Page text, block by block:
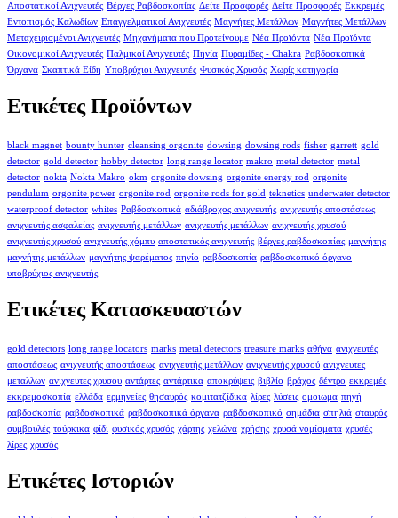
Αποστατικοί Ανιχνευτές Βέργες Ραβδοσκοπίας Δείτε Προσφορές Δείτε Προσφορές Εκκρεμές
Εντοπισμός Καλωδίων Επαγγελματικοί Ανιχνευτές Μαγνήτες Μετάλλων Μαγνήτες Μετάλλων
Μεταχειρισμένοι Ανιχνευτές Μηχανήματα που Προτείνουμε Νέα Προϊόντα Νέα Προϊόντα
Οικονομικοί Ανιχνευτές Παλμικοί Ανιχνευτές Πηνία Πυραμίδες - Chakra Ραβδοσκοπικά
Όργανα Σκαπτικά Είδη Υποβρύχιοι Ανιχνευτές Φυσικός Χρυσός Χωρίς κατηγορία
Ετικέτες Προϊόντων
black magnet bounty hunter cleansing orgonite dowsing dowsing rods fisher garrett gold
detector gold detector hobby detector long range locator makro metal detector metal
detector nokta Nokta Makro okm orgonite dowsing orgonite energy rod orgonite
pendulum orgonite power orgonite rod orgonite rods for gold teknetics underwater detector
waterproof detector whites Ραβδοσκοπικά αδιάβροχος ανιχνευτής ανιχνευτής αποστάσεως
ανιχνευτής ασφαλείας ανιχνευτής μετάλλων ανιχνευτής μετάλλων ανιχνευτής χρυσού
ανιχνευτής χρυσού ανιχνευτής χόμπυ αποστατικός ανιχνευτής βέργες ραβδοσκοπίας μαγνήτης
μαγνήτης μετάλλων μαγνήτης ψαρέματος πηνίο ραβδοσκοπία ραβδοσκοπικό όργανο
υποβρύχιος ανιχνευτής
Ετικέτες Κατασκευαστών
gold detectors long range locators marks metal detectors treasure marks αθήνα ανιχνευτές
αποστάσεως ανιχνευτής αποστάσεως ανιχνευτής μετάλλων ανιχνευτής χρυσού ανιχνευτες
μεταλλων ανιχνευτες χρυσου αντάρτες αντάρτικα αποκρύψεις βιβλίο βράχος δέντρο εκκρεμές
εκκρεμοσκοπία ελλάδα ερμηνείες θησαυρός κομιτατζίδικα λίρες λύσεις ομοιωμα πηγή
ραβδοσκοπία ραβδοσκοπικά ραβδοσκοπικά όργανα ραβδοσκοπικό σημάδια σπηλιά σταυρός
συμβουλές τούρκικα φίδι φυσικός χρυσός χάρτης χελώνα χρήσης χρυσά νομίσματα χρυσές
λίρες χρυσός
Ετικέτες Ιστοριών